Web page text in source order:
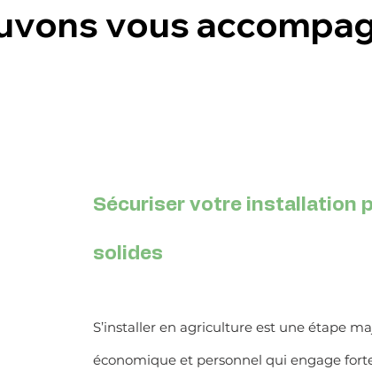
vous
Sécuriser votre installation
solides
S’installer en agriculture est une étape
économique et personnel qui engage